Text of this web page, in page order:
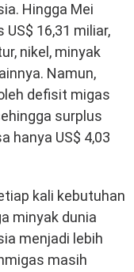
Hingga Mei
16,31 miliar,
nikel, minyak
Namun,
defisit migas
surplus
hanya US$ 4,03
kali kebutuhan
minyak dunia
menjadi lebih
masih